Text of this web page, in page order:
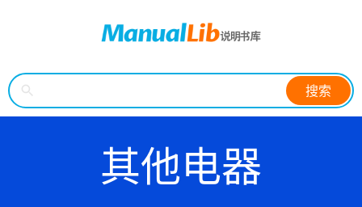
搜索
其他电器